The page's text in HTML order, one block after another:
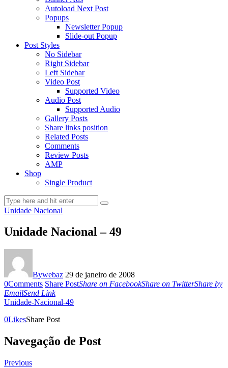
Autoload Next Post
Popups
Newsletter Popup
Slide-out Popup
Post Styles
No Sidebar
Right Sidebar
Left Sidebar
Video Post
Supported Video
Audio Post
Supported Audio
Gallery Posts
Share links position
Related Posts
Comments
Review Posts
AMP
Shop
Single Product
Unidade Nacional
Unidade Nacional – 49
Bywebaz 29 de janeiro de 2008
0Comments Share PostShare on FacebookShare on TwitterShare by
EmailSend Link
Unidade-Nacional-49
0LikesShare Post
Navegação de Post
Previous